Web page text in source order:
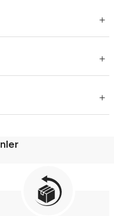
Takım (2-3-4 Yaş) - Renkli